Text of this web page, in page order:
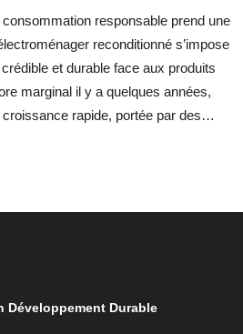
responsable prend une
reconditionné s’impose
et durable face aux produits
marginal il y a quelques années,
croissance rapide, portée par des…
Développement Durable